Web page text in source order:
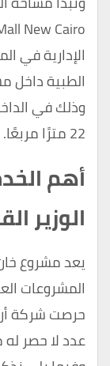
وذلك في
22 مترًا مربعًا.
أهم
الوزير
يعد مشروع
المشروعات
حرصت شركة
عدد لا حصر